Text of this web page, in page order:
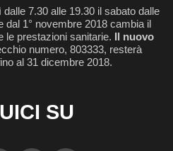
7.30 alle 19.30 il sabato dalle
dal 1° novembre 2018 cambia il
le prestazioni sanitarie. Il nuovo
numero, 803333, resterà
al 31 dicembre 2018.
SU